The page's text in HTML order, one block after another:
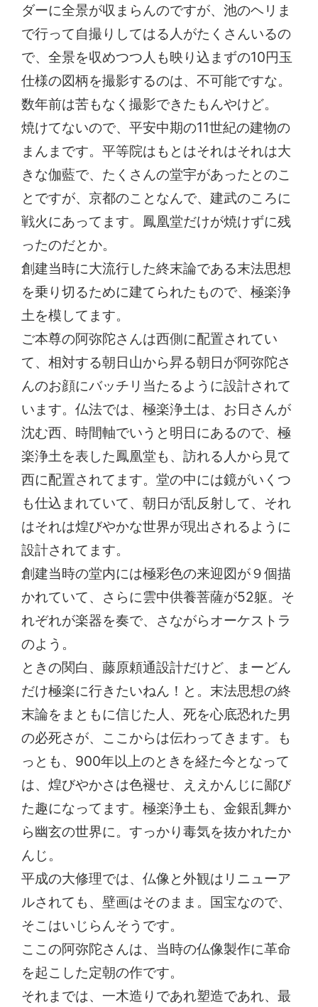
ダーに全景が収まらんのですが、池のヘリま
で行って自撮りしてはる人がたくさんいるの
で、全景を収めつつ人も映り込まずの10円玉
仕様の図柄を撮影するのは、不可能ですな。
数年前は苦もなく撮影できたもんやけど。
焼けてないので、平安中期の11世紀の建物の
まんまです。平等院はもとはそれはそれは大
きな伽藍で、たくさんの堂宇があったとのこ
とですが、京都のことなんで、建武のころに
戦火にあってます。鳳凰堂だけが焼けずに残
ったのだとか。
創建当時に大流行した終末論である末法思想
を乗り切るために建てられたもので、極楽浄
土を模してます。
ご本尊の阿弥陀さんは西側に配置されてい
て、相対する朝日山から昇る朝日が阿弥陀さ
んのお顔にバッチリ当たるように設計されて
います。仏法では、極楽浄土は、お日さんが
沈む西、時間軸でいうと明日にあるので、極
楽浄土を表した鳳凰堂も、訪れる人から見て
西に配置されてます。堂の中には鏡がいくつ
も仕込まれていて、朝日が乱反射して、それ
はそれは煌びやかな世界が現出されるように
設計されてます。
創建当時の堂内には極彩色の来迎図が９個描
かれていて、さらに雲中供養菩薩が52躯。そ
れぞれが楽器を奏で、さながらオーケストラ
のよう。
ときの関白、藤原頼通設計だけど、まーどん
だけ極楽に行きたいねん！と。末法思想の終
末論をまともに信じた人、死を心底恐れた男
の必死さが、ここからは伝わってきます。も
っとも、900年以上のときを経た今となって
は、煌びやかさは色褪せ、ええかんじに鄙び
た趣になってます。極楽浄土も、金銀乱舞か
ら幽玄の世界に。すっかり毒気を抜かれたか
んじ。
平成の大修理では、仏像と外観はリニューア
ルされても、壁画はそのまま。国宝なので、
そこはいじらんそうです。
ここの阿弥陀さんは、当時の仏像製作に革命
を起こした定朝の作です。
それまでは、一木造りであれ塑造であれ、最